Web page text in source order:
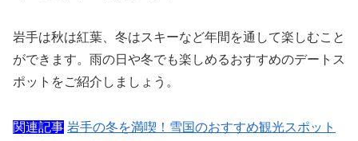
岩手は秋は紅葉、冬はスキーなど年間を通して楽しむこと
ができます。雨の日や冬でも楽しめるおすすめのデートス
ポットをご紹介しましょう。
関連記事 岩手の冬を満喫！雪国のおすすめ観光スポット